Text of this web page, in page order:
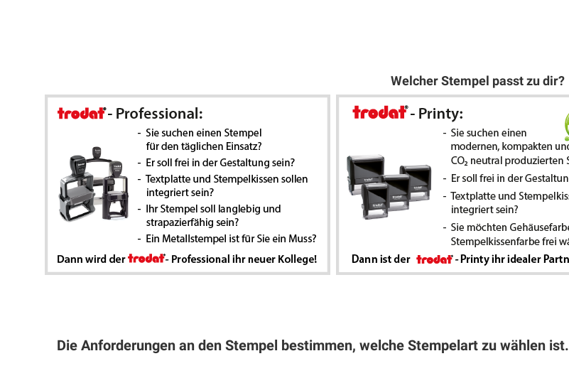
Welcher Stempel passt zu dir?
Die Anforderungen an den Stempel bestimmen, welche Stempelart zu wählen ist.